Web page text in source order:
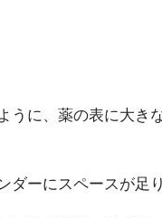
うに、薬の表に大き
ーにスペースが足